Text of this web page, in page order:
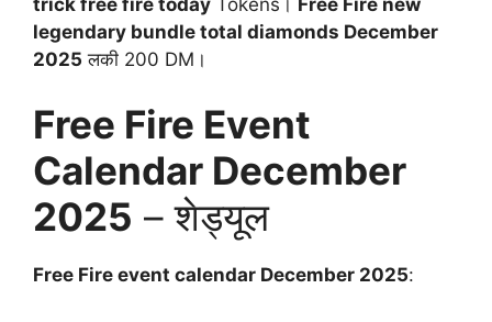
legendary bundle total diamonds December
2025 लकी 200 DM।
Free Fire Event
Calendar December
2025 – शेड्यूल
Free Fire event calendar December 2025: